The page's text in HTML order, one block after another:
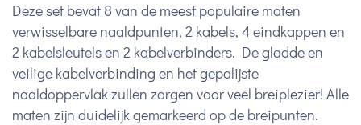
Deze set bevat 8 van de meest populaire maten
verwisselbare naaldpunten, 2 kabels, 4 eindkappen en
2 kabelsleutels en 2 kabelverbinders. De gladde en
veilige kabelverbinding en het gepolijste
naaldoppervlak zullen zorgen voor veel breiplezier! Alle
maten zijn duidelijk gemarkeerd op de breipunten.